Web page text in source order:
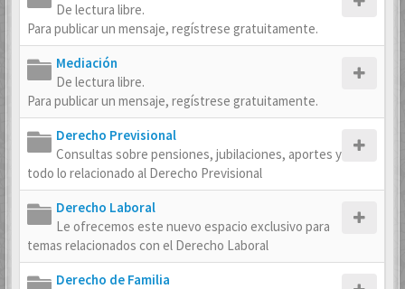
De lectura libre.
Para publicar un mensaje, regístrese gratuitamente.
Mediación
De lectura libre.
Para publicar un mensaje, regístrese gratuitamente.
Derecho Previsional
Consultas sobre pensiones, jubilaciones, aportes y
todo lo relacionado al Derecho Previsional
Derecho Laboral
Le ofrecemos este nuevo espacio exclusivo para
temas relacionados con el Derecho Laboral
Derecho de Familia